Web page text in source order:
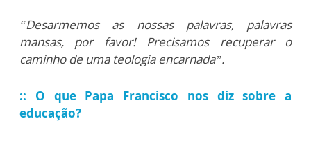
“Desarmemos as nossas palavras, palavras
mansas, por favor! Precisamos recuperar o
caminho de uma teologia encarnada”.
:: O que Papa Francisco nos diz sobre a
educação?